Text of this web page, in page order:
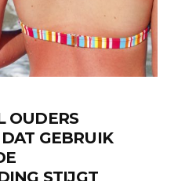
OUDERS
GEBRUIK
STIJGT